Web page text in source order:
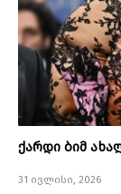
ქარდი ბიმ
31 ივლისი, 2026